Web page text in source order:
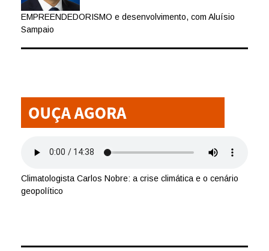
EMPREENDEDORISMO e desenvolvimento, com Aluísio
Sampaio
Climatologista Carlos Nobre: a crise climática e o cenário
geopolítico